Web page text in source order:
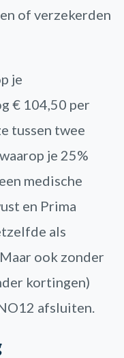
of verzekerden
je
€ 104,50 per
tussen twee
je 25%
medische
en Prima
als
ook zonder
kortingen)
afsluiten.